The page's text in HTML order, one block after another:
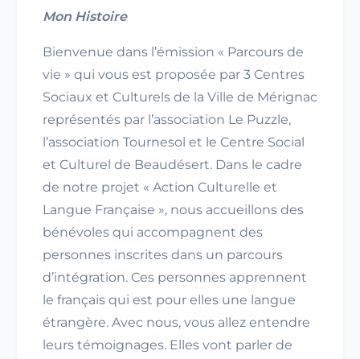
Mon Histoire
Bienvenue dans l’émission « Parcours de
vie » qui vous est proposée par 3 Centres
Sociaux et Culturels de la Ville de Mérignac
représentés par l’association Le Puzzle,
l’association Tournesol et le Centre Social
et Culturel de Beaudésert. Dans le cadre
de notre projet « Action Culturelle et
Langue Française », nous accueillons des
bénévoles qui accompagnent des
personnes inscrites dans un parcours
d’intégration. Ces personnes apprennent
le français qui est pour elles une langue
étrangère. Avec nous, vous allez entendre
leurs témoignages. Elles vont parler de